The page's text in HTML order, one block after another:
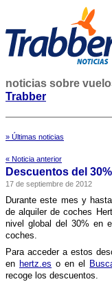
noticias sobre
Trabber
» Últimas noticias
« Noticia anterior
Descuentos del
17 de septiembre de 2012
Durante este mes y
de alquiler de coches
nivel global del 30% en
coches.
Para acceder a estos
en hertz.es o en el
recoge los descuentos.